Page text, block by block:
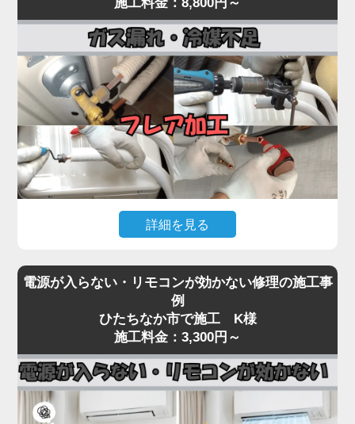
まで一貫対応。
最短即日対応で、内部の詰まりや劣化を根本から取
り除き、再発を防ぎます。
水漏れに気付いたら、お早めにプロの点検をご依頼
ください。
常が原因として考えられます。
経年劣化により、室外機内部のベアリングが摩耗し
てうなり音が出たり、ファン羽根に枯葉や異物が当
たって異音を発する事例も多く見られます。
「家電の達人」では、こうした異音・振動トラブル
に対して、室外機の分解点検・ファン羽根の調整・
モーター動作確認を行い、必要に応じて部品交換を
実施。
特にコンプレッサーから低い唸り音が継続する場合
は、内部の冷媒圧縮機構が故障している可能性があ
り、早期対応が重要です。
スクにもつながるため、初期段階での点検が肝心。
気になる音や振動があれば、お早めにご相談くださ
詳細を見る
付いている」「冷房運転中に氷が張る」といった症
状は、冷媒ガスが漏れているサインです。
冷媒ガスは本来密閉系で循環しているため、減るこ
接続部（フレアナット）の緩み、配管自体のピンホ
ール、室内機の熱交換器からの微少漏れなどです。
実際の現場では、設置から10年以上経過したエアコ
電源が入らない・リモコンが効かない修理の施工事
例
ひたちなか市で施工 K様
施工料金：3,300円～